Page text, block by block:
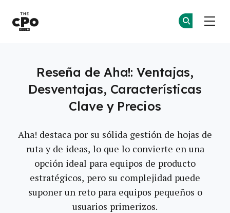
Reseña de Aha!: Ventajas,
Desventajas, Características
Clave y Precios
Aha! destaca por su sólida gestión de hojas de
ruta y de ideas, lo que lo convierte en una
opción ideal para equipos de producto
estratégicos, pero su complejidad puede
suponer un reto para equipos pequeños o
usuarios primerizos.